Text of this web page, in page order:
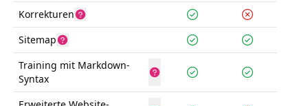
Korrekturen
Sitemap
Training mit Markdown-
Syntax